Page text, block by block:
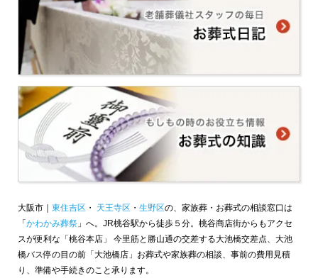
大阪市｜ 東住吉区 ・ 天王寺区 ・ 生野区の、家族葬・お葬式の相談窓口は
「かわかみ葬祭 」へ。JR桃谷駅から徒歩５分。桃谷商店街からもアクセ
スが便利な「桃谷本店」 今里筋と勝山通の交差する大池橋交差点、大池
橋バス停の目の前「大池橋店」お葬式や家族葬の相談、事前の費用見積
り、準備や手続きのこと承ります。